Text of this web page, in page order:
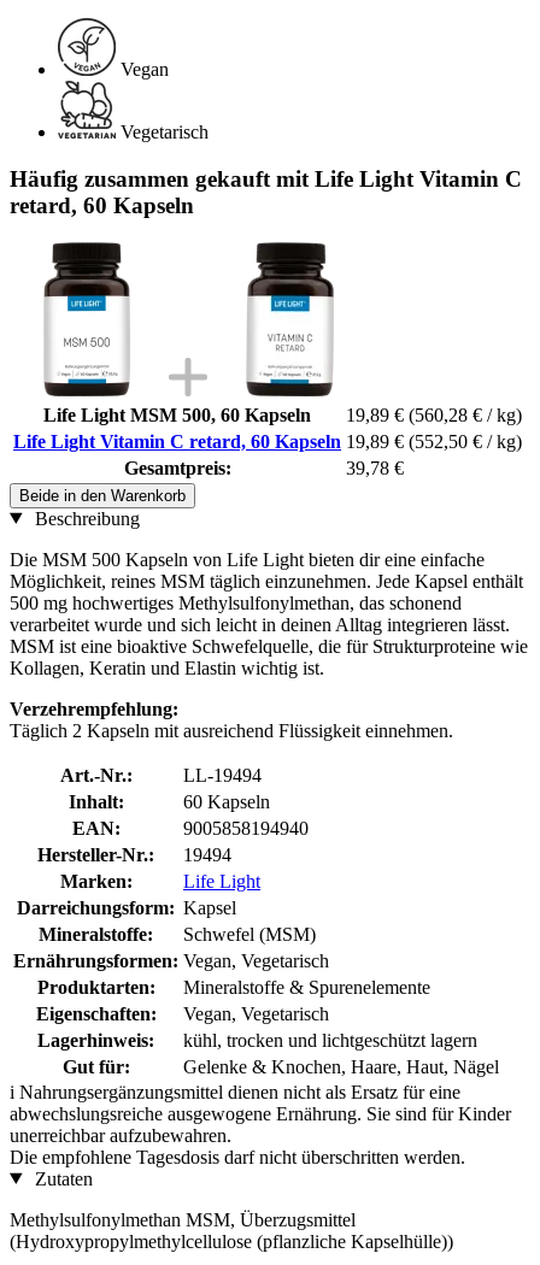
Vegan
Vegetarisch
Häufig zusammen gekauft mit Life Light Vitamin C
retard, 60 Kapseln
Life Light MSM 500, 60 Kapseln 19,89 € (560,28 € / kg)
Life Light Vitamin C retard, 60 Kapseln 19,89 € (552,50 € / kg)
Gesamtpreis:
39,78 €
Beide in den Warenkorb
Beschreibung
Die MSM 500 Kapseln von Life Light bieten dir eine einfache
Möglichkeit, reines MSM täglich einzunehmen. Jede Kapsel enthält
500 mg hochwertiges Methylsulfonylmethan, das schonend
verarbeitet wurde und sich leicht in deinen Alltag integrieren lässt.
MSM ist eine bioaktive Schwefelquelle, die für Strukturproteine wie
Kollagen, Keratin und Elastin wichtig ist.
Verzehrempfehlung:
Täglich 2 Kapseln mit ausreichend Flüssigkeit einnehmen.
Art.-Nr.:
LL-19494
Inhalt:
60 Kapseln
EAN:
9005858194940
Hersteller-Nr.:
19494
Marken:
Life Light
Darreichungsform: Kapsel
Mineralstoffe:
Schwefel (MSM)
Ernährungsformen: Vegan, Vegetarisch
Produktarten:
Mineralstoffe & Spurenelemente
Eigenschaften:
Vegan, Vegetarisch
Lagerhinweis:
kühl, trocken und lichtgeschützt lagern
Gut für:
Gelenke & Knochen, Haare, Haut, Nägel
i Nahrungsergänzungsmittel dienen nicht als Ersatz für eine
abwechslungsreiche ausgewogene Ernährung. Sie sind für Kinder
unerreichbar aufzubewahren.
Die empfohlene Tagesdosis darf nicht überschritten werden.
Zutaten
Methylsulfonylmethan MSM, Überzugsmittel
(Hydroxypropylmethylcellulose (pflanzliche Kapselhülle))